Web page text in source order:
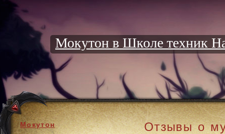
Мокутон в Школе техник
Мокутон Отзывы о